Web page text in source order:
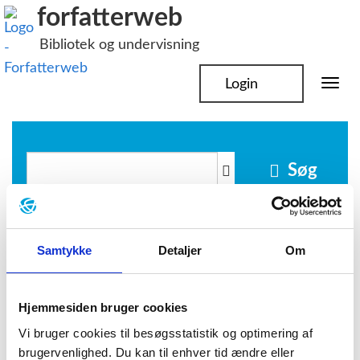
Samtykke Detaljer Om
Hjemmesiden bruger cookies
Vi bruger cookies til besøgsstatistik og optimering af
brugervenlighed. Du kan til enhver tid ændre eller
Hop
til
indhold
forfatterweb
Bibliotek og undervisning
Login
Søg
rockpoet
Bob Dylan